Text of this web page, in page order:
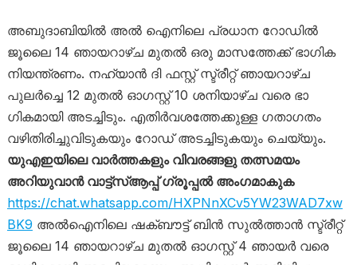
അബുദാബിയിൽ അൽ ഐനിലെ പ്രധാന റോഡിൽ
ജൂലൈ 14 ഞായറാഴ്ച മുതൽ ഒരു മാസത്തേക്ക് ഭാഗിക
നിയന്ത്രണം. നഹ്യാൻ ദി ഫസ്റ്റ് സ്ട്രീറ്റ് ഞായറാഴ്ച
പുലർച്ചെ 12 മുതൽ ഓഗസ്റ്റ് 10 ശനിയാഴ്ച വരെ ഭാ​
ഗികമായി അടച്ചിടും. എതിർവശത്തേക്കുള്ള ഗതാഗതം
വഴിതിരിച്ചുവിടുകയും റോഡ് അടച്ചിടുകയും ചെയ്യും.
യുഎഇയിലെ വാർത്തകളും വിവരങ്ങളു തത്സമയം
അറിയുവാൻ വാട്ട്‌സ്ആപ്പ് ഗ്രൂപ്പൽ അംഗമാകുക
https://chat.whatsapp.com/HXPNnXCv5YW23WAD7xw
BK9 അൽഐനിലെ ഷക്ബൗട്ട് ബിൻ സുൽത്താൻ സ്ട്രീറ്റ്
ജൂലൈ 14 ഞായറാഴ്ച മുതൽ ഓഗസ്റ്റ് 4 ഞായർ വരെ